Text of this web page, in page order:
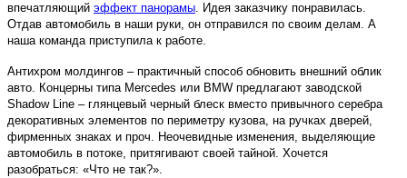
впечатляющий эффект панорамы. Идея заказчику понравилась.
Отдав автомобиль в наши руки, он отправился по своим делам. А
наша команда приступила к работе.
Антихром молдингов – практичный способ обновить внешний облик
авто. Концерны типа Mercedes или BMW предлагают заводской
Shadow Line – глянцевый черный блеск вместо привычного серебра
декоративных элементов по периметру кузова, на ручках дверей,
фирменных знаках и проч. Неочевидные изменения, выделяющие
автомобиль в потоке, притягивают своей тайной. Хочется
разобраться: «Что не так?».